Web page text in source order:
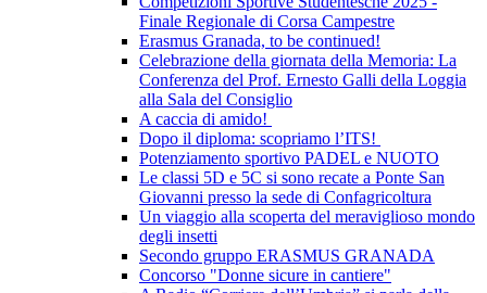
Finale Regionale di Corsa Campestre
Erasmus Granada, to be continued!
Celebrazione della giornata della Memoria: La
Conferenza del Prof. Ernesto Galli della Loggia
alla Sala del Consiglio
A caccia di amido!
Dopo il diploma: scopriamo l’ITS!
Potenziamento sportivo PADEL e NUOTO
Le classi 5D e 5C si sono recate a Ponte San
Giovanni presso la sede di Confagricoltura
Un viaggio alla scoperta del meraviglioso mondo
degli insetti
Secondo gruppo ERASMUS GRANADA
Concorso "Donne sicure in cantiere"